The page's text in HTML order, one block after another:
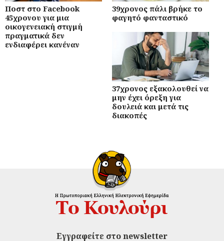
Ποστ στο Facebook
45χρονου για μια
οικογενειακή στιγμή
πραγματικά δεν
ενδιαφέρει κανέναν
39χρονος πάλι βρήκε το
φαγητό φανταστικό
37χρονος εξακολουθεί να
μην έχει όρεξη για
δουλειά και μετά τις
διακοπές
Εγγραφείτε στο newsletter